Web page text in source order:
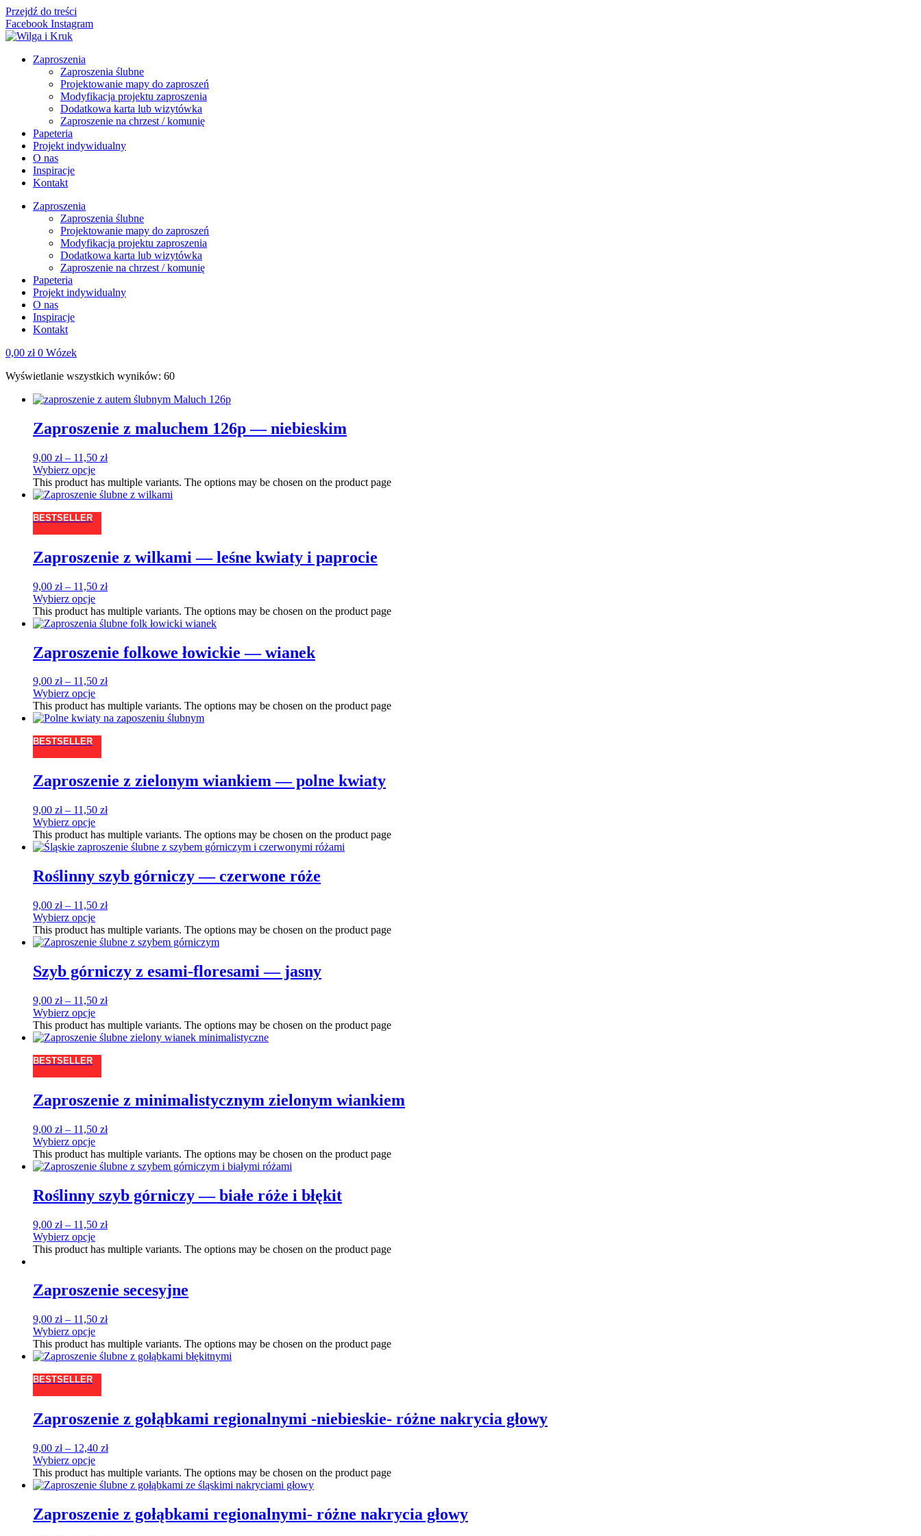
Przejdź do treści
Facebook Instagram
Zaproszenia
Zaproszenia ślubne
Projektowanie mapy do zaproszeń
Modyfikacja projektu zaproszenia
Dodatkowa karta lub wizytówka
Zaproszenie na chrzest / komunię
Papeteria
Projekt indywidualny
O nas
Inspiracje
Kontakt
Zaproszenia
Zaproszenia ślubne
Projektowanie mapy do zaproszeń
Modyfikacja projektu zaproszenia
Dodatkowa karta lub wizytówka
Zaproszenie na chrzest / komunię
Papeteria
Projekt indywidualny
O nas
Inspiracje
Kontakt
0,00 zł 0 Wózek
Wyświetlanie wszystkich wyników: 60
Zaproszenie z maluchem 126p — niebieskim
9,00 zł– 11,50 zł
Wybierz opcje
This product has multiple variants. The options may be chosen on the product page
BESTSELLER
Zaproszenie z wilkami — leśne kwiaty i paprocie
9,00 zł– 11,50 zł
Wybierz opcje
This product has multiple variants. The options may be chosen on the product page
Zaproszenie folkowe łowickie — wianek
9,00 zł– 11,50 zł
Wybierz opcje
This product has multiple variants. The options may be chosen on the product page
BESTSELLER
Zaproszenie z zielonym wiankiem — polne kwiaty
9,00 zł– 11,50 zł
Wybierz opcje
This product has multiple variants. The options may be chosen on the product page
Roślinny szyb górniczy — czerwone róże
9,00 zł– 11,50 zł
Wybierz opcje
This product has multiple variants. The options may be chosen on the product page
Szyb górniczy z esami-floresami — jasny
9,00 zł– 11,50 zł
Wybierz opcje
This product has multiple variants. The options may be chosen on the product page
BESTSELLER
Zaproszenie z minimalistycznym zielonym wiankiem
9,00 zł– 11,50 zł
Wybierz opcje
This product has multiple variants. The options may be chosen on the product page
Roślinny szyb górniczy — białe róże i błękit
9,00 zł– 11,50 zł
Wybierz opcje
This product has multiple variants. The options may be chosen on the product page
Zaproszenie secesyjne
9,00 zł– 11,50 zł
Wybierz opcje
This product has multiple variants. The options may be chosen on the product page
BESTSELLER
Zaproszenie z gołąbkami regionalnymi -niebieskie- różne nakrycia głowy
9,00 zł– 12,40 zł
Wybierz opcje
This product has multiple variants. The options may be chosen on the product page
Zaproszenie z gołąbkami regionalnymi- różne nakrycia głowy